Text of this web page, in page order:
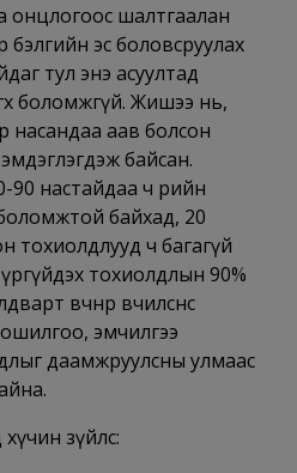
онцлогоос шалтгаалан
бэлгийн эс боловсруулах
тул энэ асуултад
боломжгүй. Жишээ нь,
насандаа аав болсон
байсан.
настайдаа ч өөрийн
боломжтой байхад, 20
тохиолдлууд ч багагүй
тохиолдлын 90%
өвчнөөр өвчилснөөс
эмчилгээ
даамжруулсны улмаас
хүчин зүйлс: